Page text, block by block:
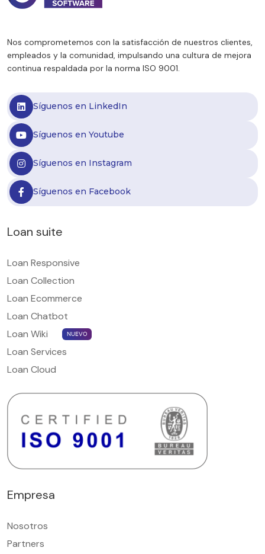
Nos comprometemos con la satisfacción de nuestros clientes,
empleados y la comunidad, impulsando una cultura de mejora
continua respaldada por la norma ISO 9001.
Síguenos en LinkedIn
Síguenos en Youtube
Síguenos en Instagram
Síguenos en Facebook
Loan suite
Loan Responsive
Loan Collection
Loan Ecommerce
Loan Chatbot
Loan Wiki
NUEVO
Loan Services
Loan Cloud
Empresa
Nosotros
Partners